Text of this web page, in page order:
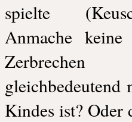
spielte
Anmache
Kindes ist? Oder